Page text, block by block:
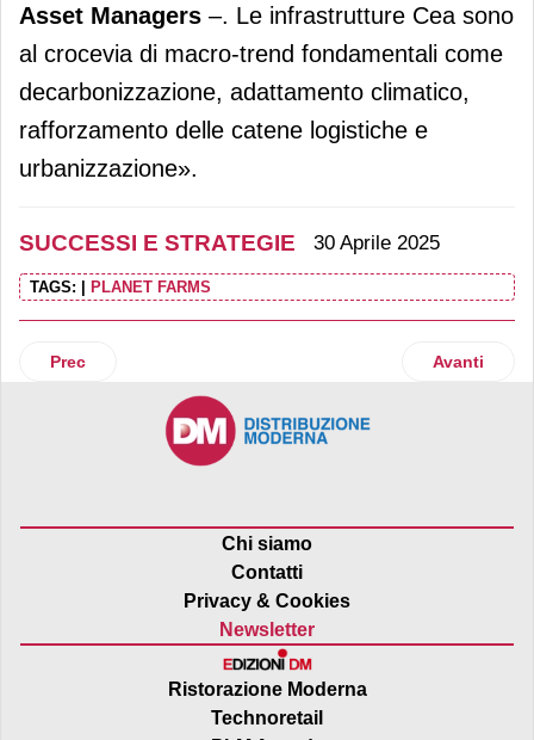
Asset Managers –. Le infrastrutture Cea sono
al crocevia di macro-trend fondamentali come
decarbonizzazione, adattamento climatico,
rafforzamento delle catene logistiche e
urbanizzazione».
SUCCESSI E STRATEGIE 30 Aprile 2025
TAGS: | PLANET FARMS
Articolo precedente: Mutti, +13% di fatturato e una nuova
Prec Articolo
Avanti
Chi siamo
Contatti
Privacy & Cookies
Newsletter
Ristorazione Moderna
Technoretail